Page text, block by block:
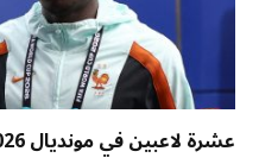
عشرة لاعبين في مونديال 2026 لم يلمسوا الكرة